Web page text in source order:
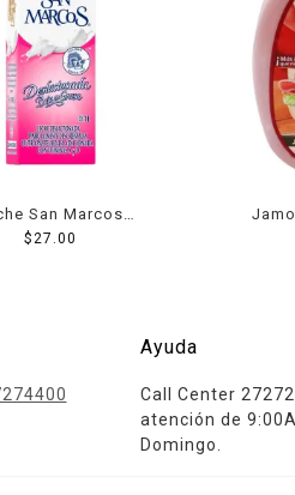
San Marcos
light 1 l
$ 27.00
Ayuda
Call Center
atención de
Domingo.